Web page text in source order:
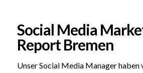
Social Media
Report Bremen
Unser Social Media Manager haben